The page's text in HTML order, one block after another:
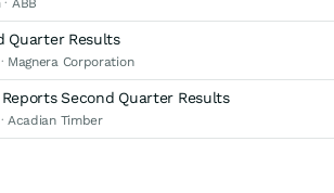
ABB
Quarter Results
Magnera Corporation
Second Quarter Results
Acadian Timber